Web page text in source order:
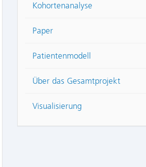
Kohortenanalyse
Paper
Patientenmodell
Über das Gesamtprojekt
Visualisierung